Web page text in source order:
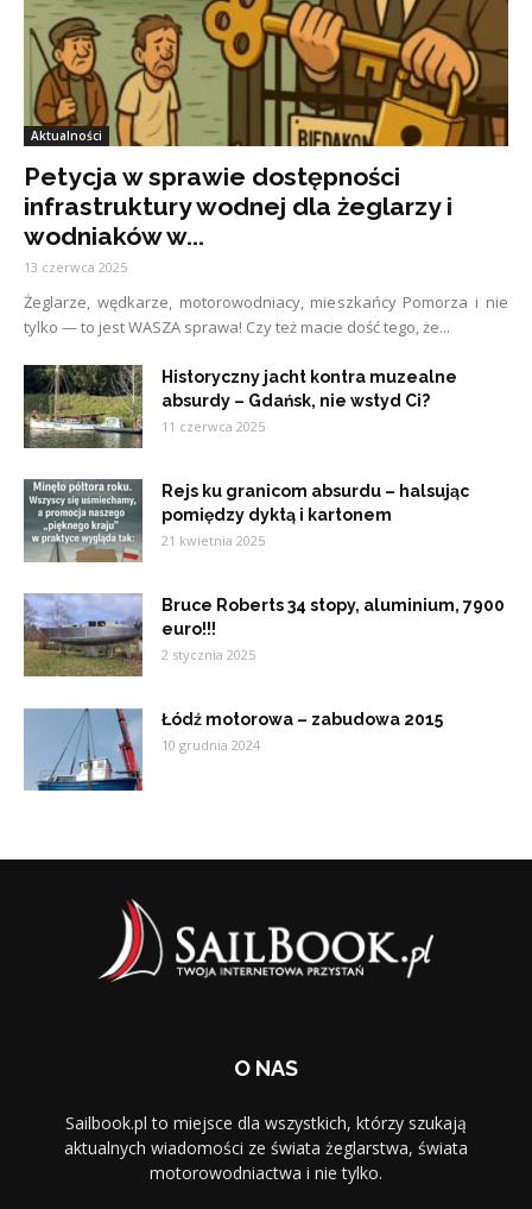
Aktualności
Petycja w sprawie dostępności
infrastruktury wodnej dla żeglarzy i
wodniaków w...
13 czerwca 2025
Żeglarze, wędkarze, motorowodniacy, mieszkańcy Pomorza i nie
tylko — to jest WASZA sprawa! Czy też macie dość tego, że...
Historyczny jacht kontra muzealne
absurdy – Gdańsk, nie wstyd Ci?
11 czerwca 2025
Rejs ku granicom absurdu – halsując
pomiędzy dyktą i kartonem
21 kwietnia 2025
Bruce Roberts 34 stopy, aluminium, 7900
euro!!!
2 stycznia 2025
Łódź motorowa – zabudowa 2015
10 grudnia 2024
O NAS
Sailbook.pl to miejsce dla wszystkich, którzy szukają
aktualnych wiadomości ze świata żeglarstwa, świata
motorowodniactwa i nie tylko.